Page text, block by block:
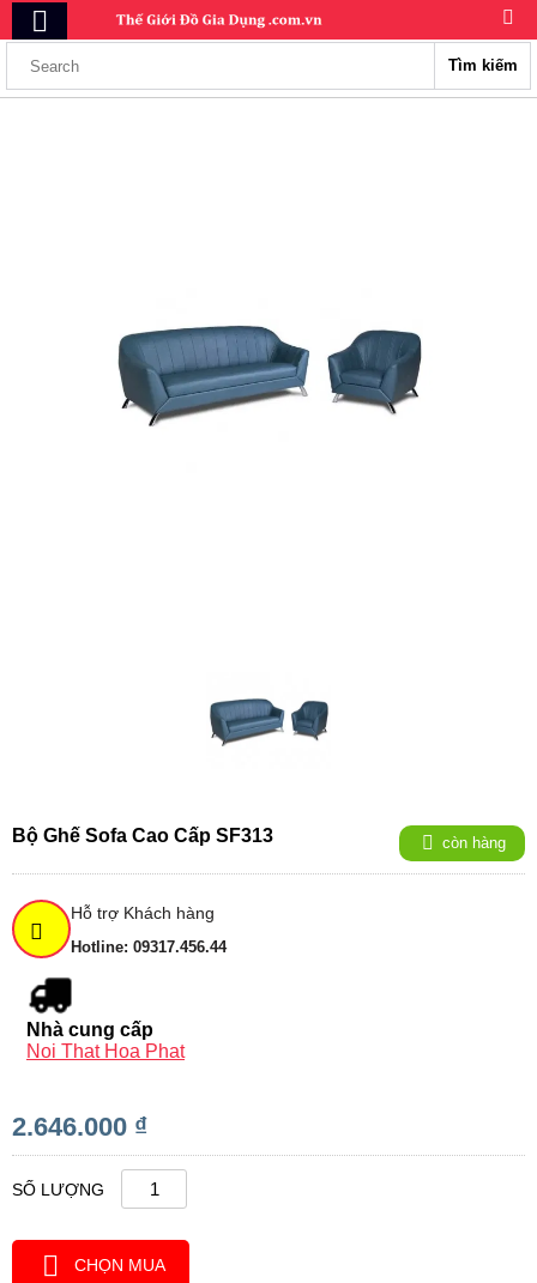
Tìm kiếm
Bộ Ghế Sofa Cao Cấp SF313 còn hàng
Hỗ trợ Khách hàng
Hotline: 09317.456.44
Nhà cung cấp
Noi That Hoa Phat
2.646.000 ₫
SỐ LƯỢNG
CHỌN MUA